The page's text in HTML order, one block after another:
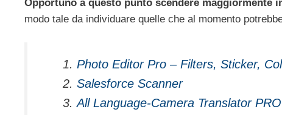
Opportuno a questo punto scendere maggiormente
modo tale da individuare quelle che al momento
Photo Editor Pro – Filters, Sticker,
Salesforce Scanner
All Language-Camera Translator PRO